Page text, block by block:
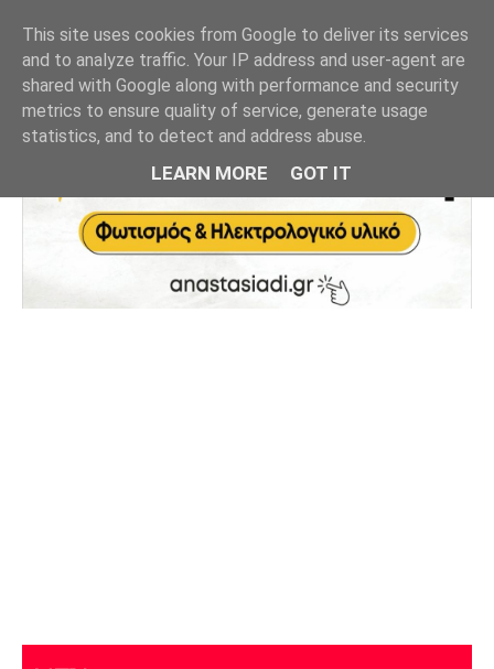
This site uses cookies from Google to deliver its services
and to analyze traffic. Your IP address and user-agent are
shared with Google along with performance and security
metrics to ensure quality of service, generate usage
statistics, and to detect and address abuse.
LEARN MORE GOT IT